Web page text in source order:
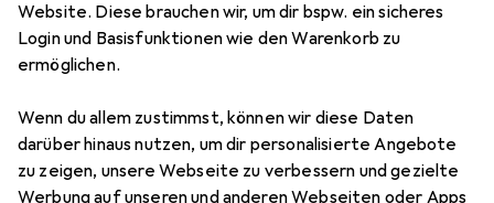
Website. Diese brauchen wir, um dir bspw. ein sicheres
Login und Basisfunktionen wie den Warenkorb zu
ermöglichen.
Wenn du allem zustimmst, können wir diese Daten
darüber hinaus nutzen, um dir personalisierte Angebote
zu zeigen, unsere Webseite zu verbessern und gezielte
Werbung auf unseren und anderen Webseiten oder Apps
Thermaltake Smart RGB
Preis in EUR inkl. MwSt.
EUR
85,56
EUR
9,43
sparen